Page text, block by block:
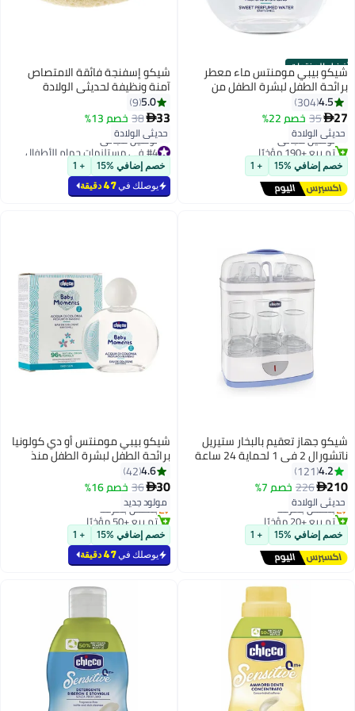
أفضل المنتجات
شيكو بيبي مومنتس ماء معطر
برائحة الطفل لبشرة الطفل من
الولادة فما فوق، 100 مل
4.5
304
27
35 خصم 22%
حديثي الولادة
#1 في عطور وكولونيا
أقل سعر في 7 يوم
توصيل مجاني
تم بيع +190 مؤخرًا
#1 في عطور وكولونيا
خصم إضافي %15 + 1
شيكو إسفنجة فائقة الامتصاص
آمنة ونظيفة لحديثي الولادة
5.0
9
33
38 خصم 13%
حديثي الولادة
#4 في مستلزمات حمام الأطفال
أقل سعر في 7 يوم
توصيل مجاني
#4 في مستلزمات حمام الأطفال
خصم إضافي %15 + 1
يوصلك في47 دقيقة
شيكو جهاز تعقيم بالبخار ستيريل
ناتشورال 2 في 1 لحماية 24 ساعة
بمقاس قابل للتعديل وخالٍ من مادة
Bpa بلون شفاف/أبيض - طراز
CH07392
4.2
121
210
226 خصم 7%
حديثي الولادة
#8 في أجهزة التعقيم
توصيل مجاني
بتخلّص بسرعة
تم بيع +20 مؤخرًا
#8 في أجهزة التعقيم
خصم إضافي %15 + 1
شيكو بيبي مومنتس أو دي كولونيا
برائحة الطفل لبشرة الطفل منذ
الولادة فما فوق، 100 مل
4.6
42
30
36 خصم 16%
مولود جديد
#2 في عطور وكولونيا
أقل سعر في 7 يوم
بتخلّص بسرعة
تم بيع +50 مؤخرًا
#2 في عطور وكولونيا
خصم إضافي %15 + 1
يوصلك في47 دقيقة